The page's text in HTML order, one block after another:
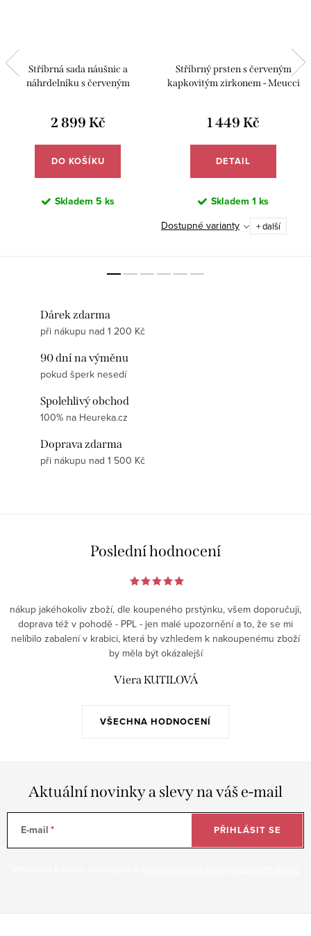
Stříbrná sada náušnic a
náhrdelníku s červeným
2 899 Kč
DO KOŠÍKU
Skladem 5 ks
Stříbrný prsten s červeným
kapkovitým zirkonem - Meucci
1 449 Kč
DETAIL
Skladem 1 ks
Dostupné varianty + další
Dárek zdarma
při nákupu nad 1 200 Kč
90 dní na výměnu
pokud šperk nesedí
Spolehlivý obchod
100% na Heureka.cz
Doprava zdarma
při nákupu nad 1 500 Kč
Poslední hodnocení
VŠECHNA HODNOCENÍ
nákup jakéhokoliv zboží, dle koupeného prstýnku, všem doporučuji,
doprava též v pohodě - PPL - jen malé upozornění a to, že se mi
nelíbilo zabalení v krabici, která by vzhledem k nakoupenému zboží
by měla být okázalejší
Viera KUTILOVÁ
Aktuální novinky a slevy na váš e-mail
E-mail PŘIHLÁSIT SE